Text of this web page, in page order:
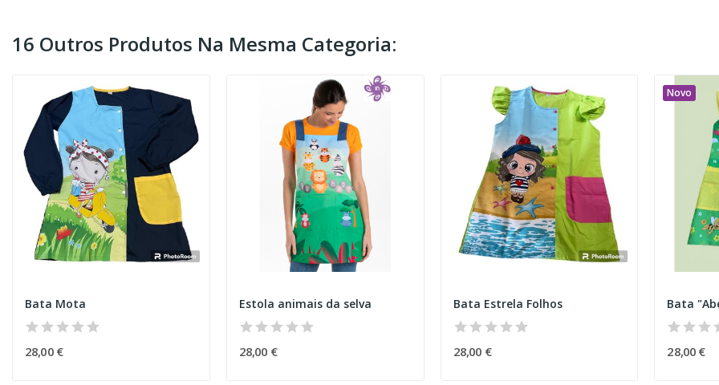
16 Outros Produtos Na Mesma Categoria:
Bata Mota
28,00 €
Estola animais da selva
28,00 €
Bata Estrela Folhos
28,00 €
Novo
Bata
28,00 €